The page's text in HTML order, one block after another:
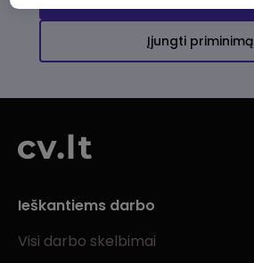
Įjungti priminimą
Ieškantiems darbo
Visi darbo skelbimai